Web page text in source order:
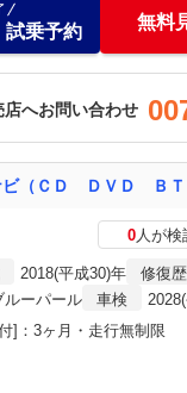
試乗予約 無料
店へお問い合わせ
0人が検
2018(平成30)年 修復歴
ルーパール 車検
]：3ヶ月・走行無制限